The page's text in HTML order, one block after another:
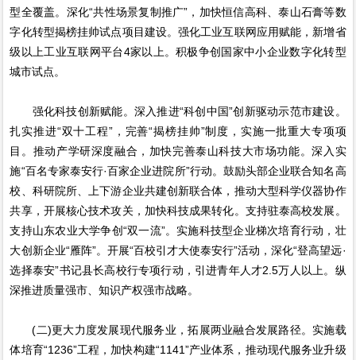
型全覆盖。深化“共性场景复制推广”，加快恒信高科、泰山石膏等数
字化转型揭榜挂帅试点项目建设。强化工业互联网应用赋能，新增省
级以上工业互联网平台4家以上。积极争创国家中小企业数字化转型
城市试点。
强化科技创新赋能。深入推进“科创中国”创新驱动示范市建设。
扎实推进“双十工程”，完善“揭榜挂帅”制度，实施一批重大专项项
目。推动产学研深度融合，加快完善泰山科技大市场功能。深入实
施“百名专家泰安行·百家企业进院所”行动。鼓励头部企业联合知名高
校、科研院所、上下游企业共建创新联合体，推动大型科学仪器协作
共享，开展核心技术攻关，加快科技成果转化。支持驻泰高校发展。
支持山东农业大学争创“双一流”。实施科技型企业梯次培育行动，壮
大创新企业“雁阵”。开展“百校引才大使泰安行”活动，深化“登高望远·
选择泰安”书记县长高校行专项行动，引进青年人才2.5万人以上。纵
深推进质量强市、知识产权强市战略。
(二)更大力度发展现代服务业，拓展两业融合发展路径。实施载
体培育“1236”工程，加快构建“1141”产业体系，推动现代服务业升级